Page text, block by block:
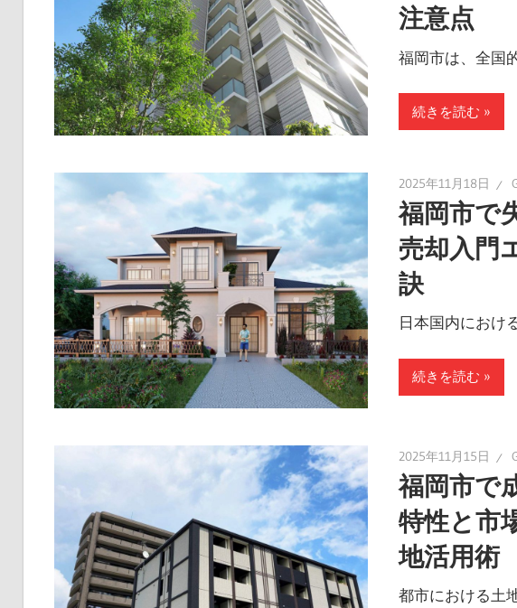
注意点
福岡市は、全国
続きを読む
2025年11月18日
福岡市で
売却入門
訣
日本国内におけ
続きを読む
2025年11月15日
福岡市で
特性と市
地活用術
都市における土